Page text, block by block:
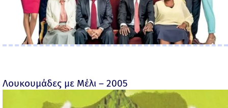
Λουκουμάδες με Μέλι – 2005